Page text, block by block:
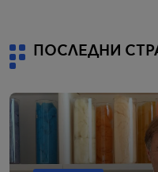
ПОСЛЕДНИ